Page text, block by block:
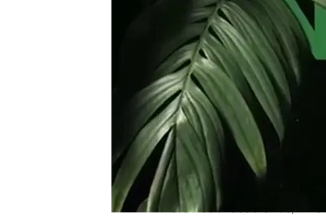
doctora Lisa Chimes en su
este docurreality que sigue
profesionales que llevan a
una de las playas más
'Los viajes de veterinario al
Tras largas y duras jornadas
domésticos y a diversas
cerrará su consultorio en la
merecidas vacaciones,